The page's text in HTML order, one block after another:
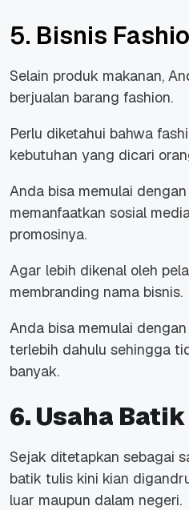
5. Bisnis
Selain produk makanan,
berjualan barang fashion.
Perlu diketahui bahwa
kebutuhan yang dicari
Anda bisa memulai
memanfaatkan sosial
promosinya.
Agar lebih dikenal oleh
membranding nama bisnis.
Anda bisa memulai
terlebih dahulu sehingga
banyak.
6. Usaha
Sejak ditetapkan sebagai
batik tulis kini kian
luar maupun dalam negeri.